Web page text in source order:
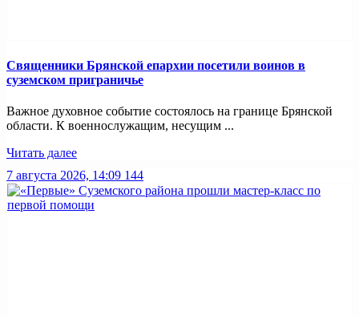
Священники Брянской епархии посетили воинов в
суземском приграничье
Важное духовное событие состоялось на границе Брянской
области. К военнослужащим, несущим ...
Читать далее
7 августа 2026, 14:09 144